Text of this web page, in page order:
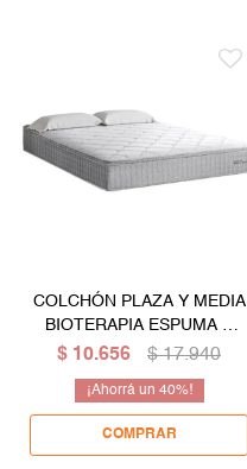
COLCHÓN PLAZA Y MEDIA
BIOTERAPIA ESPUMA Y
RESORTES - ALTURA
$ 10.656 $ 17.940
40